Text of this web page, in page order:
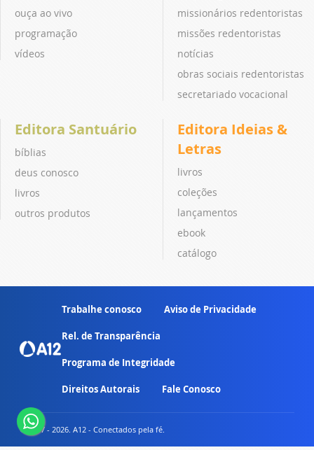
ouça ao vivo
programação
vídeos
missionários redentoristas
missões redentoristas
notícias
obras sociais redentoristas
secretariado vocacional
Editora Santuário
bíblias
deus conosco
livros
outros produtos
Editora Ideias &
Letras
livros
coleções
lançamentos
ebook
catálogo
Trabalhe conosco Aviso de Privacidade
Rel. de Transparência
Programa de Integridade
Direitos Autorais Fale Conosco
© 2007 - 2026. A12 - Conectados pela fé.